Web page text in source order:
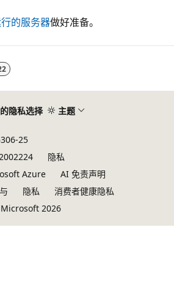
的服务器做好准备。
隐私选择 主题
25
隐私
Azure
AI 免责声明
隐私
消费者健康隐私
2026